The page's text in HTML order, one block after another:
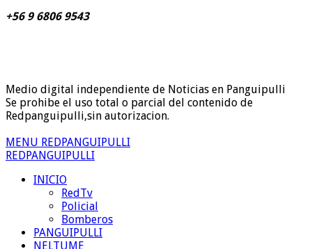
+56 9 6806 9543
Medio digital independiente de Noticias en Panguipulli
Se prohibe el uso total o parcial del contenido de
Redpanguipulli,sin autorizacion.
MENU REDPANGUIPULLI
REDPANGUIPULLI
INICIO
RedTv
Policial
Bomberos
PANGUIPULLI
NELTUME